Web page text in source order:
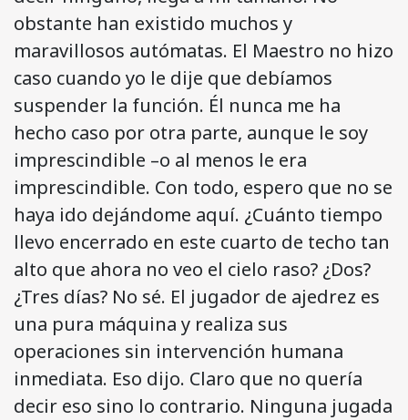
obstante han existido muchos y
maravillosos autómatas. El Maestro no hizo
caso cuando yo le dije que debíamos
suspender la función. Él nunca me ha
hecho caso por otra parte, aunque le soy
imprescindible –o al menos le era
imprescindible. Con todo, espero que no se
haya ido dejándome aquí. ¿Cuánto tiempo
llevo encerrado en este cuarto de techo tan
alto que ahora no veo el cielo raso? ¿Dos?
¿Tres días? No sé. El jugador de ajedrez es
una pura máquina y realiza sus
operaciones sin intervención humana
inmediata. Eso dijo. Claro que no quería
decir eso sino lo contrario. Ninguna jugada